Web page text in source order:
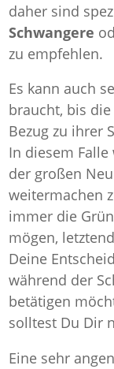
daher sind
Schwangere
zu empfehlen.
Es kann auch
braucht, bis
Bezug zu ihrer
In diesem
der großen
weitermachen
immer die
mögen,
Deine
während der
betätigen
solltest Du Dir
Eine sehr